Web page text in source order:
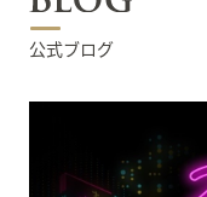
公式ブログ